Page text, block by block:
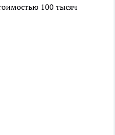
100 тысяч